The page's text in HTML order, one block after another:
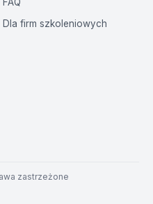
Dla firm szkoleniowych
zastrzeżone